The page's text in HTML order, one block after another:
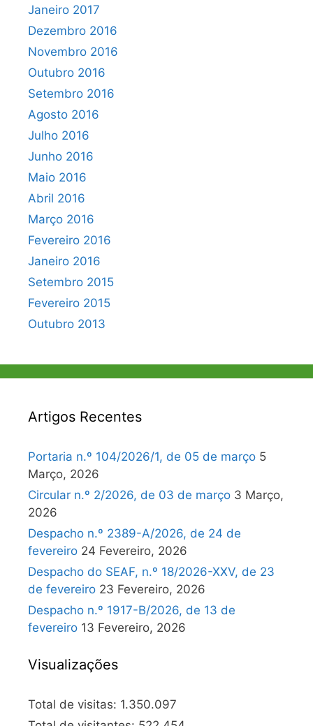
Janeiro 2017
Dezembro 2016
Novembro 2016
Outubro 2016
Setembro 2016
Agosto 2016
Julho 2016
Junho 2016
Maio 2016
Abril 2016
Março 2016
Fevereiro 2016
Janeiro 2016
Setembro 2015
Fevereiro 2015
Outubro 2013
Artigos Recentes
Portaria n.º 104/2026/1, de 05 de março 5
Março, 2026
Circular n.º 2/2026, de 03 de março 3 Março,
2026
Despacho n.º 2389-A/2026, de 24 de
fevereiro 24 Fevereiro, 2026
Despacho do SEAF, n.º 18/2026-XXV, de 23
de fevereiro 23 Fevereiro, 2026
Despacho n.º 1917-B/2026, de 13 de
fevereiro 13 Fevereiro, 2026
Visualizações
Total de visitas: 1.350.097